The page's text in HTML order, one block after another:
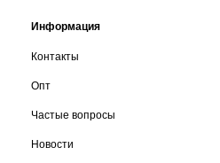
Информация
Контакты
Опт
Частые вопросы
Новости